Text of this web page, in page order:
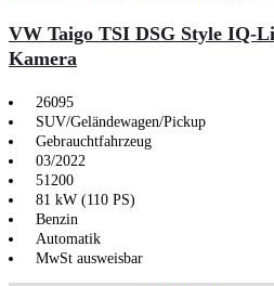
VW Taigo TSI DSG Style IQ-
Kamera
26095
SUV/Geländewagen/Pickup
Gebrauchtfahrzeug
03/2022
51200
81 kW (110 PS)
Benzin
Automatik
MwSt ausweisbar